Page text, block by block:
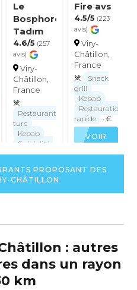
Le
Bosphore
Tadım
4.6/5 (257
avis)
Viry-
Châtillon,
France
Restaurant
turc
Kebab
Spécialités
ottomanes
VOIR
LA
Fire avs
4.5/5 (223
avis)
Viry-
Châtillon,
France
Snack
grill
Kebab
Restauration
rapide
· €
VOIR
FICHE
DU
PROPOSANT DES
CHÂTILLON
: autres
dans un rayon
km